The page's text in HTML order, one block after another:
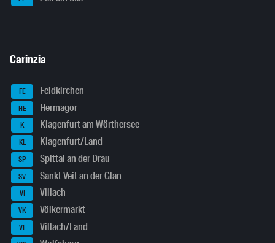
Carinzia
FE Feldkirchen
HE Hermagor
K Klagenfurt am Wörthersee
KL Klagenfurt/Land
SP Spittal an der Drau
SV Sankt Veit an der Glan
VI Villach
VK Völkermarkt
VL Villach/Land